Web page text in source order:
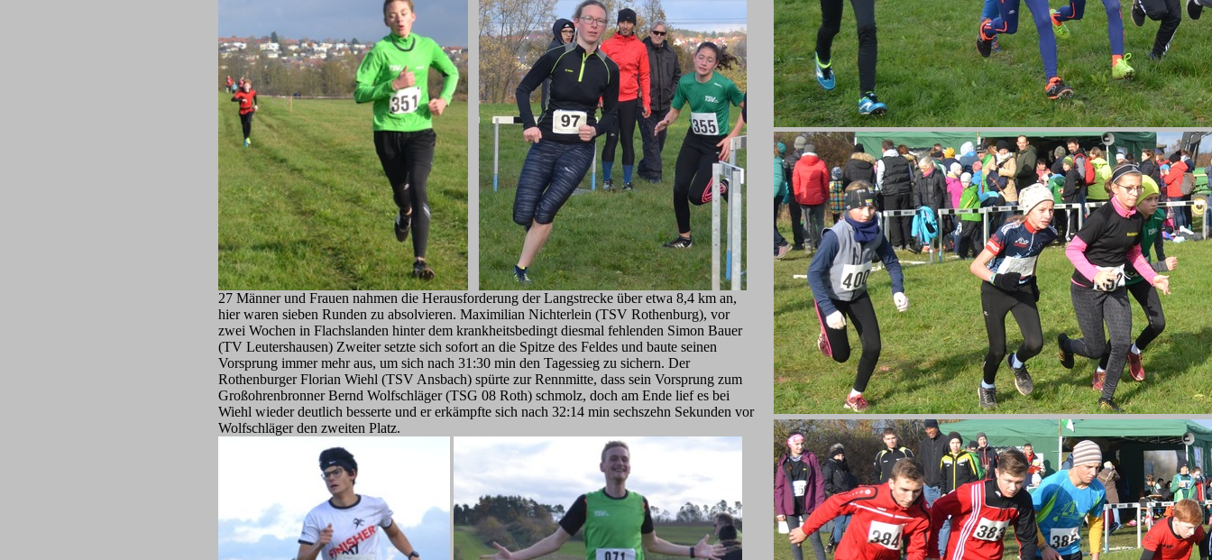
27 Männer und Frauen nahmen die Herausforderung der Langstrecke über etwa 8,4 km an,
hier waren sieben Runden zu absolvieren. Maximilian Nichterlein (TSV Rothenburg), vor
zwei Wochen in Flachslanden hinter dem krankheitsbedingt diesmal fehlenden Simon Bauer
(TV Leutershausen) Zweiter setzte sich sofort an die Spitze des Feldes und baute seinen
Vorsprung immer mehr aus, um sich nach 31:30 min den Tagessieg zu sichern. Der
Rothenburger Florian Wiehl (TSV Ansbach) spürte zur Rennmitte, dass sein Vorsprung zum
Großohrenbronner Bernd Wolfschläger (TSG 08 Roth) schmolz, doch am Ende lief es bei
Wiehl wieder deutlich besserte und er erkämpfte sich nach 32:14 min sechszehn Sekunden vor
Wolfschläger den zweiten Platz.